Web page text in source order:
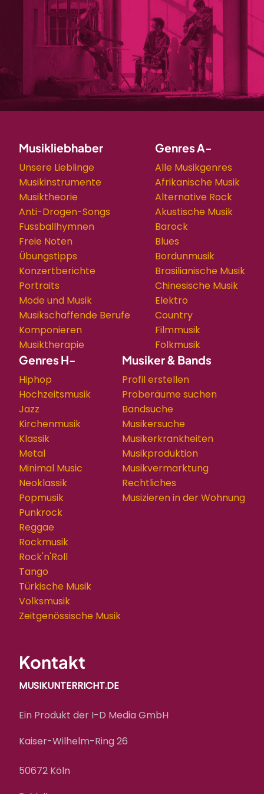
Musikliebhaber
Unsere Lieblinge
Musikinstrumente
Musiktheorie
Anti-Drogen-Songs
Fussballhymnen
Freie Noten
Übungstipps
Konzertberichte
Portraits
Mode und Musik
Musikschaffende Berufe
Komponieren
Musiktherapie
Genres A-
Alle Musikgenres
Afrikanische Musik
Alternative Rock
Akustische Musik
Barock
Blues
Bordunmusik
Brasilianische Musik
Chinesische Musik
Elektro
Country
Filmmusik
Folkmusik
Genres H-
Hiphop
Hochzeitsmusik
Jazz
Kirchenmusik
Klassik
Metal
Minimal Music
Neoklassik
Popmusik
Punkrock
Reggae
Rockmusik
Rock'n'Roll
Tango
Türkische Musik
Volksmusik
Zeitgenössische Musik
Musiker & Bands
Profil erstellen
Proberäume suchen
Bandsuche
Musikersuche
Musikerkrankheiten
Musikproduktion
Musikvermarktung
Rechtliches
Musizieren in der Wohnung
Kontakt
MUSIKUNTERRICHT.DE
Ein Produkt der I-D Media GmbH
Kaiser-Wilhelm-Ring 26
50672 Köln